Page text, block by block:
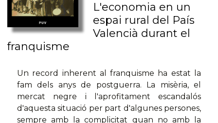
L'economia en un
espai rural del País
Valencià durant el
franquisme
Un record inherent al franquisme ha estat la
fam dels anys de postguerra. La misèria, el
mercat negre i l'aprofitament escandalós
d'aquesta situació per part d'algunes persones,
sempre amb la complicitat quan no amb la